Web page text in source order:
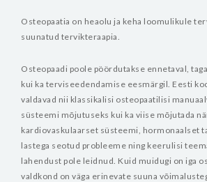
Osteopaatia on heaolu ja keha loomulikule
suunatud tervikteraapia.
Osteopaadi poole pöördutakse ennetaval,
kui ka terviseedendamise eesmärgil. Eesti
valdavad nii klassikalisi osteopaatilisi
süsteemi mõjutuseks kui ka viise mõjutada
kardiovaskulaarset süsteemi, hormonaalset
lastega seotud probleeme ning keerulisi
lahendust pole leidnud. Kuid muidugi on iga
valdkond on väga erinevate suuna